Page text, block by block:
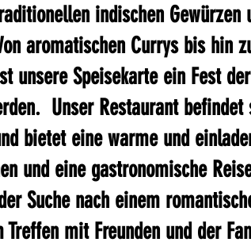
indischen Gewürzen
aromatischen Currys bis hin
unsere Speisekarte ein Fest
Unser Restaurant
bietet eine warme und
und eine gastronomische
Suche nach einem
mit Freunden und der